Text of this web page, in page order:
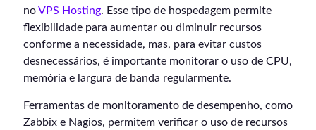
noVPS Hosting. Esse tipo de hospedagem permite
flexibilidade para aumentar ou diminuir recursos
conforme a necessidade, mas, para evitar custos
desnecessários, é importante monitorar o uso de CPU,
memória e largura de banda regularmente.
Ferramentas de monitoramento de desempenho, como
Zabbix e Nagios, permitem verificar o uso de recursos